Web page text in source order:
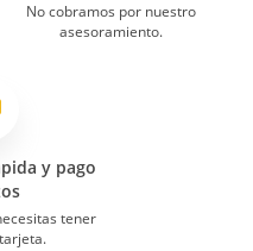
No cobramos por nuestro
asesoramiento.
y pago
tener